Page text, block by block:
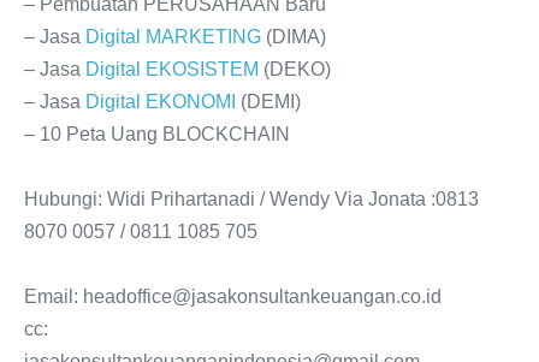
– Jasa Digital MARKETING (DIMA)
– Jasa Digital EKOSISTEM (DEKO)
– Jasa Digital EKONOMI
(DEMI)
– 10 Peta Uang BLOCKCHAIN
Hubungi: Widi Prihartanadi / Wendy Via Jonata :0813
8070 0057 / 0811 1085 705
Email: headoffice@jasakonsultankeuangan.co.id
cc: